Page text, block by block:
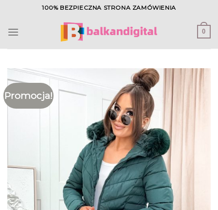
content
100% BEZPIECZNA STRONA ZAMÓWIENIA
0
Promocja!